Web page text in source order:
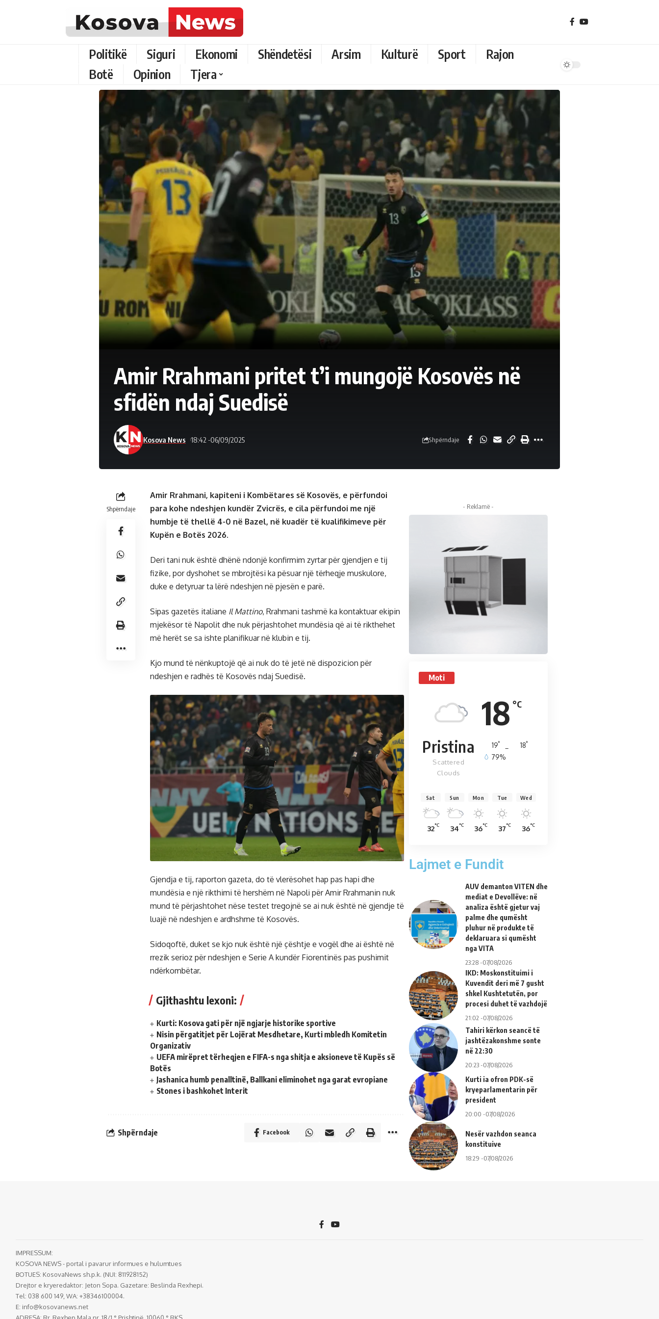
Politikë Siguri Ekonomi Shëndetësi Arsim Kulturë Sport
Rajon
Botë
Opinion Tjera
Amir Rrahmani pritet t’i mungojë Kosovës në
sfidën ndaj Suedisë
Kosova News 18:42 -06/09/2025 Shpërndaje
Shpërndaje
Amir Rrahmani, kapiteni i Kombëtares së Kosovës, e përfundoi
para kohe ndeshjen kundër Zvicrës, e cila përfundoi me një
humbje të thellë 4-0 në Bazel, në kuadër të kualifikimeve për
Kupën e Botës 2026.
Deri tani nuk është dhënë ndonjë konfirmim zyrtar për gjendjen e tij
fizike, por dyshohet se mbrojtësi ka pësuar një tërheqje muskulore,
duke e detyruar ta lërë ndeshjen në pjesën e parë.
Sipas gazetës italiane Il Mattino, Rrahmani tashmë ka kontaktuar ekipin
mjekësor të Napolit dhe nuk përjashtohet mundësia që ai të rikthehet
më herët se sa ishte planifikuar në klubin e tij.
Kjo mund të nënkuptojë që ai nuk do të jetë në dispozicion për
ndeshjen e radhës të Kosovës ndaj Suedisë.
Gjendja e tij, raporton gazeta, do të vlerësohet hap pas hapi dhe
mundësia e një rikthimi të hershëm në Napoli për Amir Rrahmanin nuk
mund të përjashtohet nëse testet tregojnë se ai nuk është në gjendje të
luajë në ndeshjen e ardhshme të Kosovës.
Sidoqoftë, duket se kjo nuk është një çështje e vogël dhe ai është në
rrezik serioz për ndeshjen e Serie A kundër Fiorentinës pas pushimit
ndërkombëtar.
Gjithashtu lexoni:
Kurti: Kosova gati për një ngjarje historike sportive
Nisin përgatitjet për Lojërat Mesdhetare, Kurti mbledh Komitetin
Organizativ
UEFA mirëpret tërheqjen e FIFA-s nga shitja e aksioneve të Kupës së
Botës
Jashanica humb penalltinë, Ballkani eliminohet nga garat evropiane
Stones i bashkohet Interit
Shpërndaje Facebook
- Reklamë -
Moti
18 °C
Pristina
Scattered
Clouds
19° 18°
79%
Sat
32°C
Sun
34°C
Mon
36°C
Tue
37°C
Wed
36°C
Lajmet e Fundit
AUV demanton VITEN dhe
mediat e Devollëve: në
analiza është gjetur vaj
palme dhe qumësht
pluhur në produkte të
deklaruara si qumësht
nga VITA
23:28 -07/08/2026
IKD: Moskonstituimi i
Kuvendit deri më 7 gusht
shkel Kushtetutën, por
procesi duhet të vazhdojë
21:02 -07/08/2026
Tahiri kërkon seancë të
jashtëzakonshme sonte
në 22:30
20:23 -07/08/2026
Kurti ia ofron PDK-së
kryeparlamentarin për
president
20:00 -07/08/2026
Nesër vazhdon seanca
konstituive
18:29 -07/08/2026
IMPRESSUM:
KOSOVA NEWS - portal i pavarur informues e hulumtues
BOTUES: KosovaNews sh.p.k. (NUI: 811928152)
Drejtor e kryeredaktor: Jeton Sopa. Gazetare: Beslinda Rexhepi.
Tel: 038 600 149, WA: +38346100004.
E: info@kosovanews.net